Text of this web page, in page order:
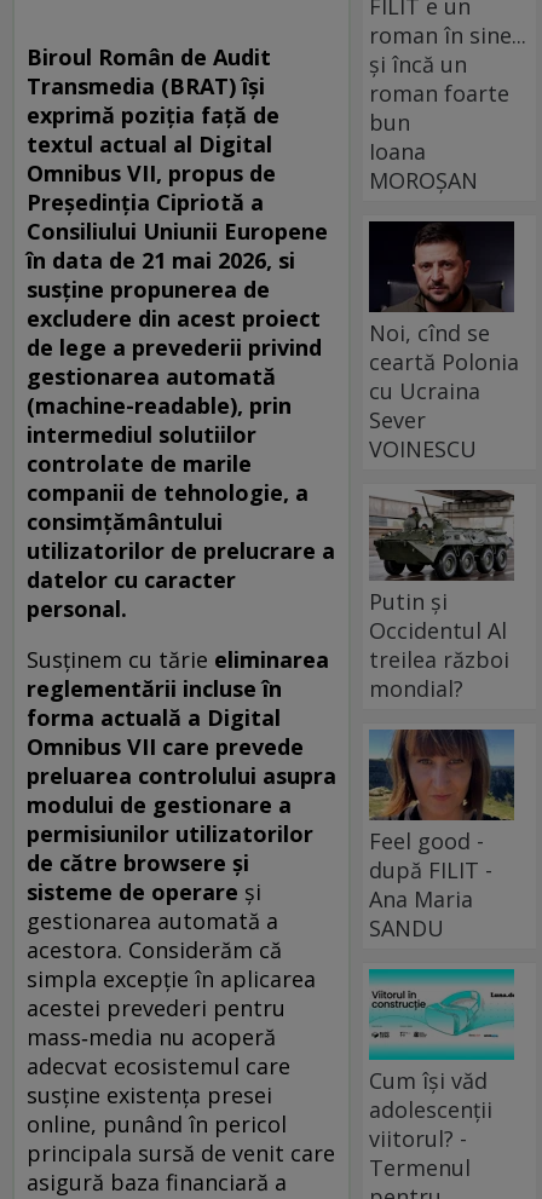
Biroul Român de Audit
Transmedia (BRAT) își
exprimă poziția față de
textul actual al Digital
Omnibus VII, propus de
Președinția Cipriotă a
Consiliului Uniunii Europene
în data de 21 mai 2026, si
susține propunerea de
excludere din acest proiect
de lege a prevederii privind
gestionarea automată
(machine-readable), prin
intermediul solutiilor
controlate de marile
companii de tehnologie, a
consimțământului
utilizatorilor de prelucrare a
datelor cu caracter
personal.
Susținem cu tărie eliminarea
reglementării incluse în
forma actuală a Digital
Omnibus VII care prevede
preluarea controlului asupra
modului de gestionare a
permisiunilor utilizatorilor
de către browsere şi
sisteme de operare și
gestionarea automată a
acestora. Considerăm că
simpla excepție în aplicarea
acestei prevederi pentru
mass‑media nu acoperă
adecvat ecosistemul care
susține existența presei
online, punând în pericol
principala sursă de venit care
asigură baza financiară a
FILIT e un
roman în sine...
și încă un
roman foarte
bun
Ioana
MOROȘAN
Noi, cînd se
ceartă Polonia
cu Ucraina
Sever
VOINESCU
Putin și
Occidentul Al
treilea război
mondial?
Feel good -
după FILIT -
Ana Maria
SANDU
Cum își văd
adolescenții
viitorul? -
Termenul